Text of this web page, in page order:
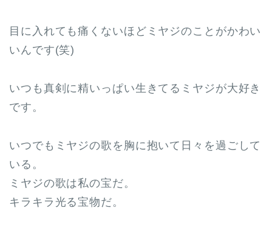
目に入れても痛くないほどミヤジのことがかわい
いんです(笑)
いつも真剣に精いっぱい生きてるミヤジが大好き
です。
いつでもミヤジの歌を胸に抱いて日々を過ごして
いる。
ミヤジの歌は私の宝だ。
キラキラ光る宝物だ。